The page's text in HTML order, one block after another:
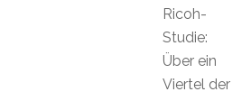
Ricoh-
Studie:
Über ein
Viertel der